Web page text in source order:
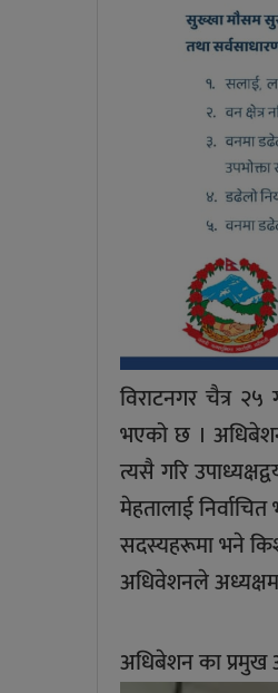
विराटनगर चैत्र
भएको छ ।
त्यसै गरि
मेहतालाई
सदस्यहरूमा भने
अधिवेशनले
अधिबेशन का प्रमुख